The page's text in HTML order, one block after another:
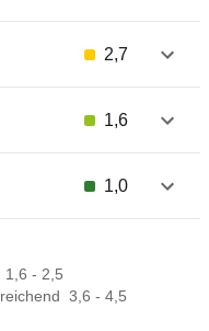
2,7
1,6
1,0
1,6 - 2,5
3,6 - 4,5